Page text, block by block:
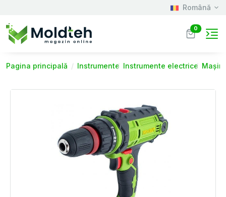
Română
0
Pagina principală Instrumente Instrumente electrice